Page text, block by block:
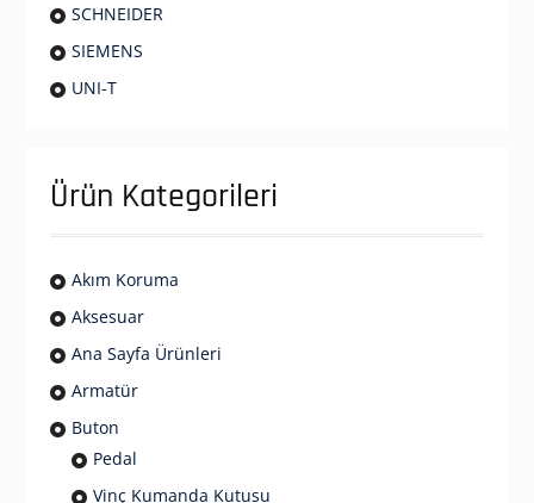
SCHNEIDER
SIEMENS
UNI-T
Ürün Kategorileri
Akım Koruma
Aksesuar
Ana Sayfa Ürünleri
Armatür
Buton
Pedal
Vinç Kumanda Kutusu